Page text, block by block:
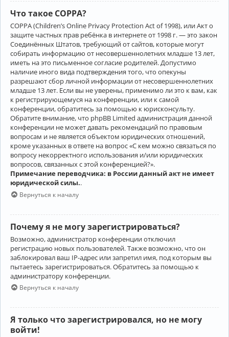
Что такое COPPA?
COPPA (Children’s Online Privacy Protection Act of 1998), или Акт о
защите частных прав ребёнка в интернете от 1998 г. — это закон
Соединённых Штатов, требующий от сайтов, которые могут
собирать информацию от несовершеннолетних младше 13 лет,
иметь на это письменное согласие родителей. Допустимо
наличие иного вида подтверждения того, что опекуны
разрешают сбор личной информации от несовершеннолетних
младше 13 лет. Если вы не уверены, применимо ли это к вам, как
к регистрирующемуся на конференции, или к самой
конференции, обратитесь за помощью к юрисконсульту.
Обратите внимание, что phpBB Limited администрация данной
конференции не может давать рекомендаций по правовым
вопросам и не является объектом юридических отношений,
кроме указанных в ответе на вопрос «С кем можно связаться по
вопросу некорректного использования и/или юридических
вопросов, связанных с этой конференцией?».
Примечание переводчика: в России данный акт не имеет
юридической силы..
Вернуться к началу
Почему я не могу зарегистрироваться?
Возможно, администратор конференции отключил
регистрацию новых пользователей. Также возможно, что он
заблокировал ваш IP-адрес или запретил имя, под которым вы
пытаетесь зарегистрироваться. Обратитесь за помощью к
администратору конференции.
Вернуться к началу
Я только что зарегистрировался, но не могу
войти!